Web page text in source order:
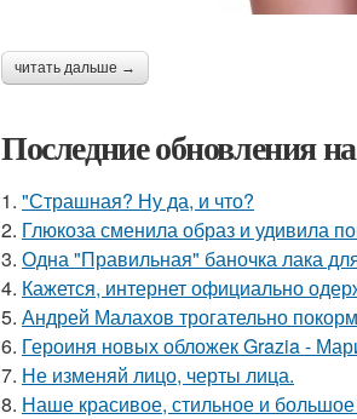
читать дальше →
Последние обновления
1. "Страшная? Ну да, и что?
2. Глюкоза сменила образ и удивила
3. Одна "Правильная" баночка лака
4. Кажется, интернет официально
5. Андрей Малахов трогательно
6. Героиня новых обложек Grazia -
7. Не изменяй лицо, черты лица.
8. Наше красивое, стильное и